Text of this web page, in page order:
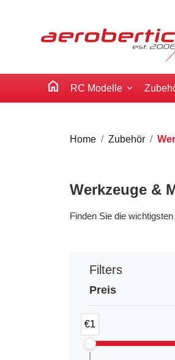
home RC Modelle
Home Zubehör
Werkzeuge &
Finden Sie die
Filters
Preis
€1